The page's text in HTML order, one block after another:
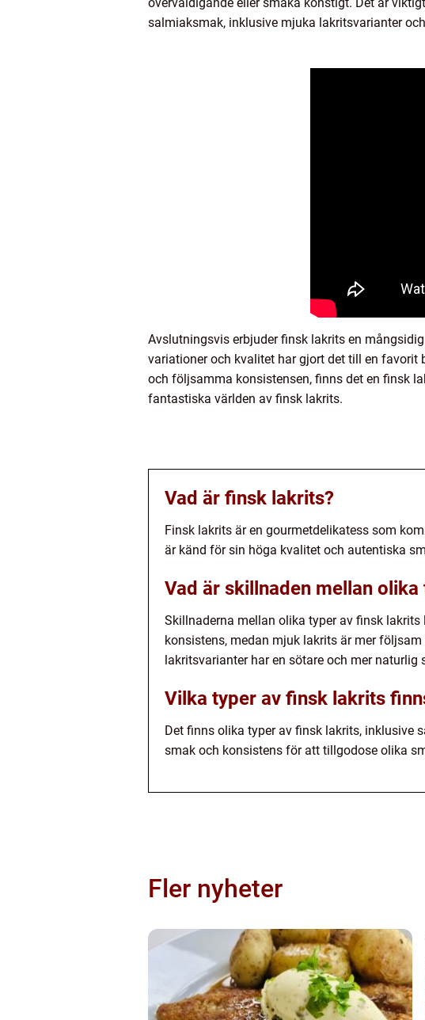
överväldigande eller smaka konstigt. Det är
salmiaksmak, inklusive mjuka lakritsvarianter
Avslutningsvis erbjuder finsk lakrits en
variationer och kvalitet har gjort det till en favorit
och följsamma konsistensen, finns det en finsk
fantastiska världen av finsk lakrits.
Vad är finsk lakrits?
Finsk lakrits är en gourmetdelikatess som
är känd för sin höga kvalitet och autentiska
Vad är skillnaden mellan
Skillnaderna mellan olika typer av finsk
konsistens, medan mjuk lakrits är mer
lakritsvarianter har en sötare och mer naturlig
Vilka typer av finsk lakrits
Det finns olika typer av finsk lakrits, inklusive
smak och konsistens för att tillgodose olika
Fler nyheter